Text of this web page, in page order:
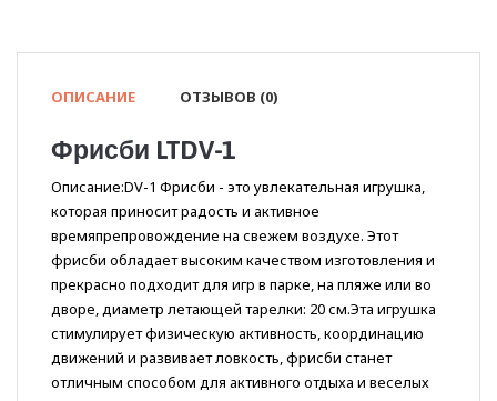
ОПИСАНИЕ ОТЗЫВОВ (0)
Фрисби LTDV-1
Описание:DV-1 Фрисби - это увлекательная игрушка,
которая приносит радость и активное
времяпрепровождение на свежем воздухе. Этот
фрисби обладает высоким качеством изготовления и
прекрасно подходит для игр в парке, на пляже или во
дворе, диаметр летающей тарелки: 20 см.Эта игрушка
стимулирует физическую активность, координацию
движений и развивает ловкость, фрисби станет
отличным способом для активного отдыха и веселых